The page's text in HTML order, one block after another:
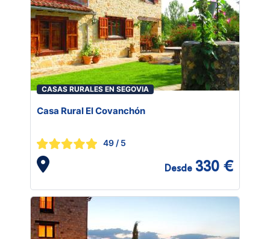
CASAS RURALES EN SEGOVIA
Casa Rural El Covanchón
49 / 5
Desde 330 €